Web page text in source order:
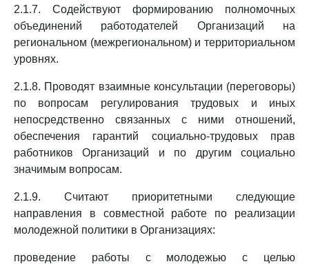
2.1.7. Содействуют формированию полномочных
объединений работодателей Организаций на
региональном (межрегиональном) и территориальном
уровнях.
2.1.8. Проводят взаимные консультации (переговоры)
по вопросам регулирования трудовых и иных
непосредственно связанных с ними отношений,
обеспечения гарантий социально-трудовых прав
работников Организаций и по другим социально
значимым вопросам.
2.1.9. Считают приоритетными следующие
направления в совместной работе по реализации
молодежной политики в Организациях:
проведение работы с молодежью с целью